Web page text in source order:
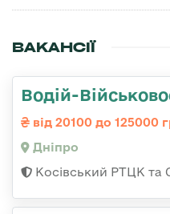
ВАКАНСІЇ
Водій-
від 20100 до 125000
Дніпро
Косівський РТЦК та